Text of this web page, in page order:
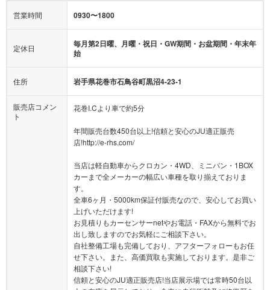
販売店コメン
年間販売台数450台以上!信頼と安心のJU適正販売
当店は軽自動車からクロカン・4WD、ミニバン・1BOX
す。
全車6ヶ月・5000km保証付販売なので、安心してお買い
上げいただけます!
お見積りもカーセンサーnetやお電話・FAXから無料でお
出し致しますのでお気軽にご相談下さい。
自社整備工場も完備しており、アフターフォローもお任
せ下さい。また、高価買取も実施しております。是非ご
相談下さい!
信頼と安心のJU適正販売店!当店展示場では常時50台以
上の在庫を展示しており、全車に走行距離及び修復歴を
明示しております。